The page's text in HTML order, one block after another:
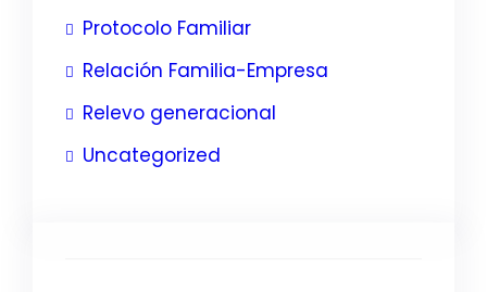
Protocolo Familiar
Relación Familia-Empresa
Relevo generacional
Uncategorized